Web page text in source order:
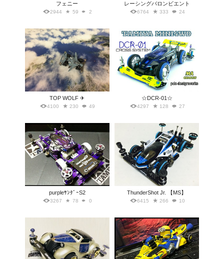
フェニー
2944 59 2
レーシングバロンビエント
6764 333 24
TOP WOLF ✈︎
4100 230 49
☆DCR-01☆
4297 128 27
purpleｻﾝﾀﾞｰS2
3267 78 0
ThunderShot Jr. 【MS】
6415 266 10